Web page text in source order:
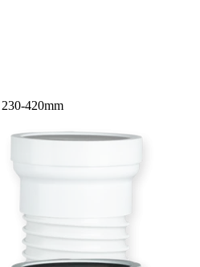
420mm